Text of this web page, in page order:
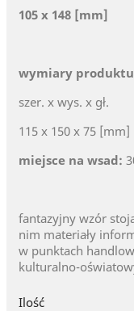
105 x 148 [mm]
wymiary
szer. x wys. x gł.
115 x 150 x 75 [mm]
miejsce na wsad:
fantazyjny wzór
nim materiały
w punktach
kulturalno-
Ilość